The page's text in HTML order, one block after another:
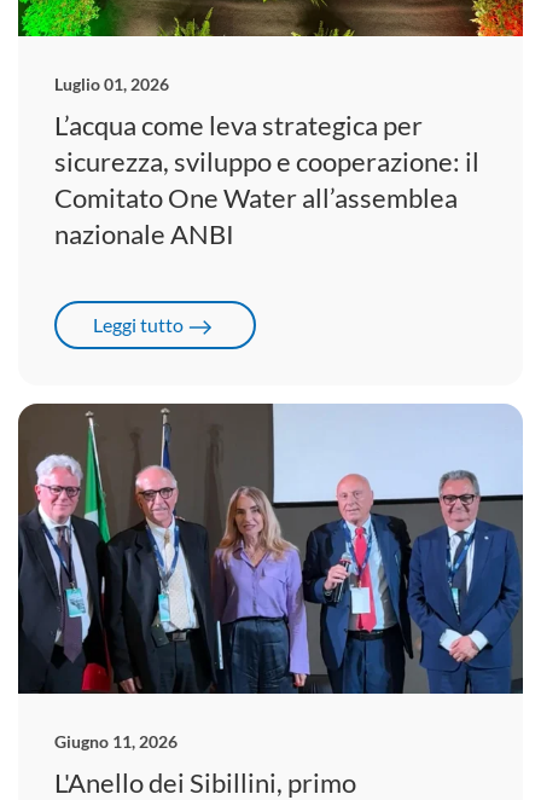
Luglio 01, 2026
L’acqua come leva strategica per
sicurezza, sviluppo e cooperazione: il
Comitato One Water all’assemblea
nazionale ANBI
Leggi tutto
Giugno 11, 2026
L'Anello dei Sibillini, primo